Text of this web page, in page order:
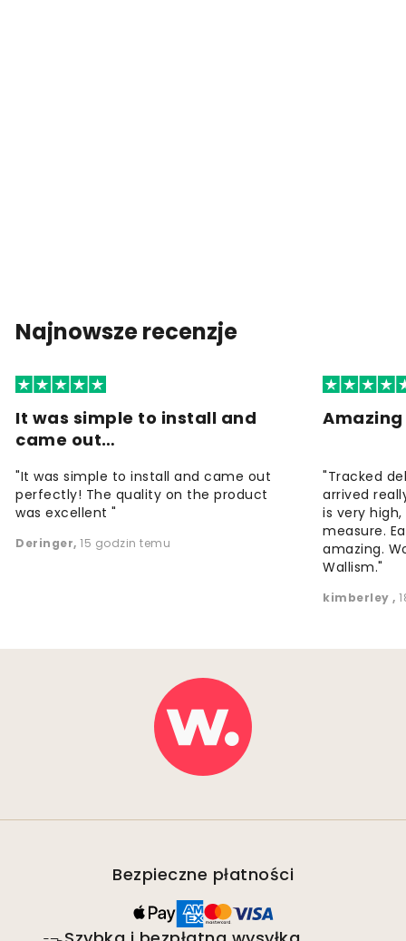
Najnowsze recenzje
It was simple to install and
came out…
"It was simple to install and came out
perfectly! The quality on the product
was excellent "
Deringer, 15 godzin temu
"Tracked
arrived
is very
measure.
amazing.
Wallism."
kimberley,
Bezpieczne płatności